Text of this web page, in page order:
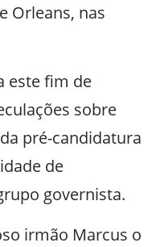
Orleans, nas
este fim de
sobre
pré-candidatura
de
governista.
irmão Marcus o